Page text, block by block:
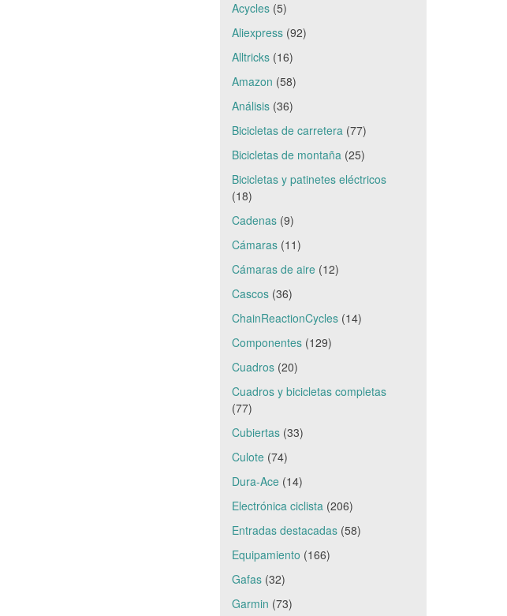
Acycles(5)
Aliexpress(92)
Alltricks(16)
Amazon (58)
Análisis(36)
Bicicletas de carretera(77)
Bicicletas de montaña(25)
Bicicletas y patinetes eléctricos
(18)
Cadenas(9)
Cámaras(11)
Cámaras de aire(12)
Cascos(36)
ChainReactionCycles(14)
Componentes(129)
Cuadros(20)
Cuadros y bicicletas completas
(77)
Cubiertas(33)
Culote(74)
Dura-Ace(14)
Electrónica ciclista(206)
Entradas destacadas(58)
Equipamiento (166)
Gafas(32)
Garmin (73)